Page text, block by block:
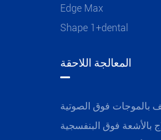
Edge Max
Shape 1+dental
المعالجة اللاحقة
بالموجات فوق الصوتية